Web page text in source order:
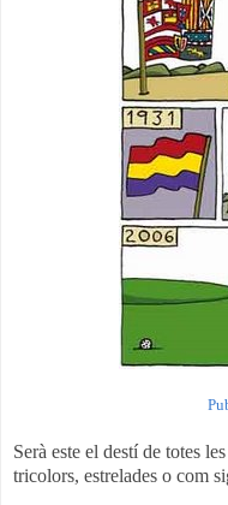
Serà este el destí de totes
tricolors, estrelades o com